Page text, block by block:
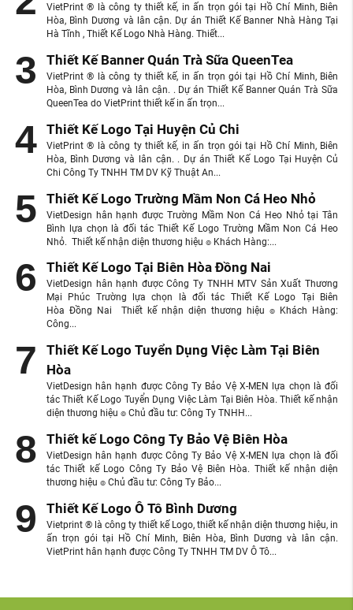
VietPrint ® là công ty thiết kế, in ấn trọn gói tại Hồ Chí Minh, Biên
Hòa, Bình Dương và lân cận. Dự án Thiết Kế Banner Nhà Hàng Tại
Hà Tĩnh , Thiết Kế Logo Nhà Hàng. Thiết...
Thiết Kế Banner Quán Trà Sữa QueenTea
VietPrint ® là công ty thiết kế, in ấn trọn gói tại Hồ Chí Minh, Biên
Hòa, Bình Dương và lân cận. . Dự án Thiết Kế Banner Quán Trà Sữa
QueenTea do VietPrint thiết kế in ấn trọn...
Thiết Kế Logo Tại Huyện Củ Chi
VietPrint ® là công ty thiết kế, in ấn trọn gói tại Hồ Chí Minh, Biên
Hòa, Bình Dương và lân cận. . Dự án Thiết Kế Logo Tại Huyện Củ
Chi Công Ty TNHH TM DV Kỹ Thuật An...
Thiết Kế Logo Trường Mầm Non Cá Heo Nhỏ
VietDesign hân hạnh được Trường Mầm Non Cá Heo Nhỏ tại Tân
Bình lựa chọn là đối tác Thiết Kế Logo Trường Mầm Non Cá Heo
Nhỏ. Thiết kế nhận diện thương hiệu ๏ Khách Hàng:...
Thiết Kế Logo Tại Biên Hòa Đồng Nai
VietDesign hân hạnh được Công Ty TNHH MTV Sản Xuất Thương
Mại Phúc Trường lựa chọn là đối tác Thiết Kế Logo Tại Biên
Hòa Đồng Nai Thiết kế nhận diện thương hiệu ๏ Khách Hàng:
Công...
Thiết Kế Logo Tuyển Dụng Việc Làm Tại Biên
Hòa
VietDesign hân hạnh được Công Ty Bảo Vệ X-MEN lựa chọn là đối
tác Thiết Kế Logo Tuyển Dụng Việc Làm Tại Biên Hòa. Thiết kế nhận
diện thương hiệu ๏ Chủ đầu tư: Công Ty TNHH...
Thiết kế Logo Công Ty Bảo Vệ Biên Hòa
VietDesign hân hạnh được Công Ty Bảo Vệ X-MEN lựa chọn là đối
tác Thiết kế Logo Công Ty Bảo Vệ Biên Hòa. Thiết kế nhận diện
thương hiệu ๏ Chủ đầu tư: Công Ty Bảo...
Thiết Kế Logo Ô Tô Bình Dương
Vietprint ® là công ty thiết kế Logo, thiết kế nhận diện thương hiệu, in
ấn trọn gói tại Hồ Chí Minh, Biên Hòa, Bình Dương và lân cận.
VietPrint hân hạnh được Công Ty TNHH TM DV Ô Tô...